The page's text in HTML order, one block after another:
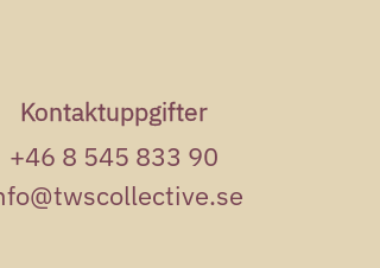
Kontaktuppgifter
+46 8 545 833 90